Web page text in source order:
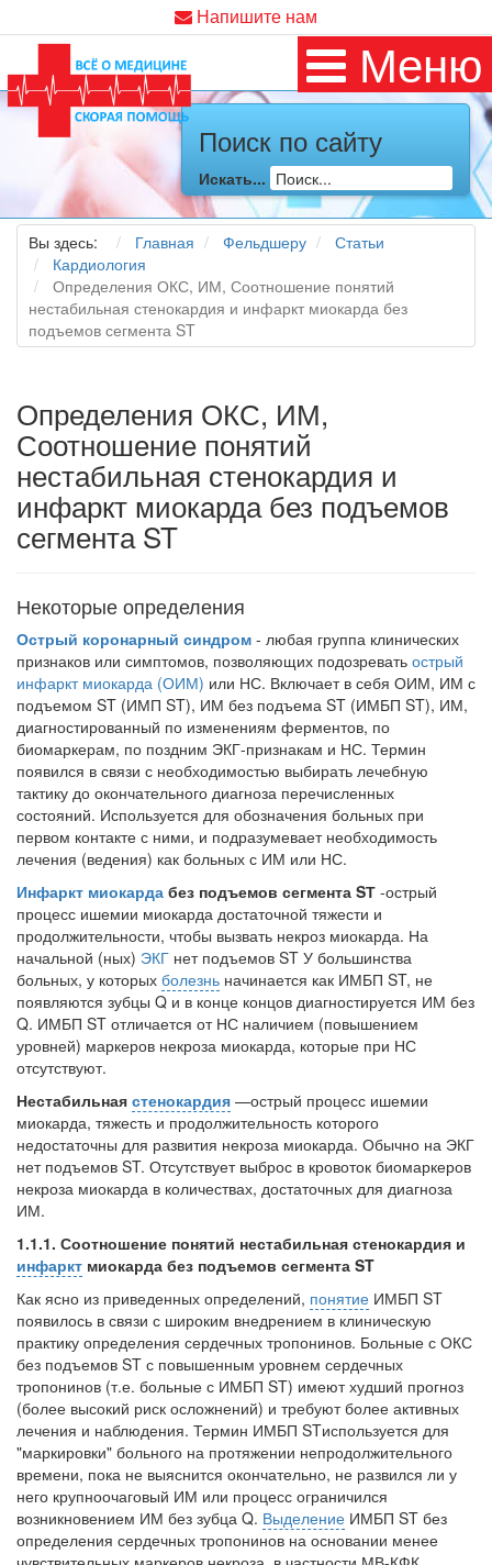
Напишите нам
Меню
Поиск по сайту
Искать...
Вы здесь: Главная Фельдшеру
Статьи
Кардиология
Определения ОКС, ИМ, Соотношение понятий
нестабильная стенокардия и инфаркт миокарда без
подъемов сегмента ST
Определения ОКС, ИМ,
Соотношение понятий
нестабильная стенокардия и
инфаркт миокарда без подъемов
сегмента ST
Некоторые определения
Острый коронарный синдром - любая группа клинических
признаков или симптомов, позволяющих подозревать острый
инфаркт миокарда (ОИМ) или НС. Включает в себя ОИМ, ИМ с
подъемом ST (ИМП ST), ИМ без подъема ST (ИМБП ST), ИМ,
диагностированный по изменениям ферментов, по
биомаркерам, по позд­ним ЭКГ-признакам и НС. Термин
появился в связи с необходимостью выбирать ле­чебную
тактику до окончательного диагноза перечисленных
состояний. Использует­ся для обозначения больных при
первом контакте с ними, и подразумевает необхо­димость
лечения (ведения) как больных с ИМ или НС.
Инфаркт миокарда без подъемов сегмента SТ -острый
процесс ишемии миокарда достаточной тяжести и
продолжительности, чтобы вызвать некроз миокарда. На
начальной (ных) ЭКГ нет подъемов ST У большинства
больных, у которых болезнь начинается как ИМБП ST, не
появляются зубцы Q и в конце концов диагностируется ИМ без
Q. ИМБП ST отличается от НС наличием (повышением
уровней) маркеров некроза миокарда, которые при НС
отсутствуют.
Нестабильная стенокардия —острый процесс ишемии
миокарда, тяжесть и продолжительность которого
недостаточны для развития некроза миокарда. Обычно на ЭКГ
нет подъемов ST. Отсутствует выброс в кровоток биомаркеров
нек­роза миокарда в количествах, достаточных для диагноза
ИМ.
1.1.1. Соотношение понятий нестабильная стенокардия и
инфаркт миокарда без подъемов сегмента ST
Как ясно из приведенных определений, понятие ИМБП ST
появилось в связи с широким внедрением в клиническую
практику определения сердечных тропонинов. Больные с ОКС
без подъемов ST с повышенным уровнем сердечных
тропонинов (т.е. больные с ИМБП ST) имеют худший прогноз
(более высокий риск осложнений) и требуют более активных
лечения и наблюдения. Термин ИМБП STиспользуется для
"маркировки" больного на протяжении непродолжительного
времени, пока не выяс­нится окончательно, не развился ли у
него крупноочаговый ИМ или процесс ограни­чился
возникновением ИМ без зубца Q. Выделение ИМБП ST без
определения сер­дечных тропонинов на основании менее